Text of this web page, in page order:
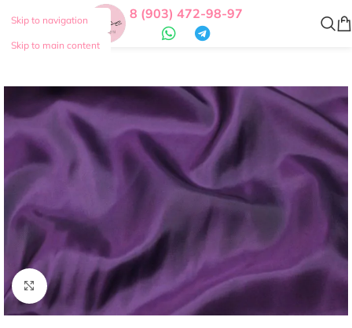
Skip to navigation
Skip to main content
8 (903) 472-98-97
Нажмите, чтобы увеличить